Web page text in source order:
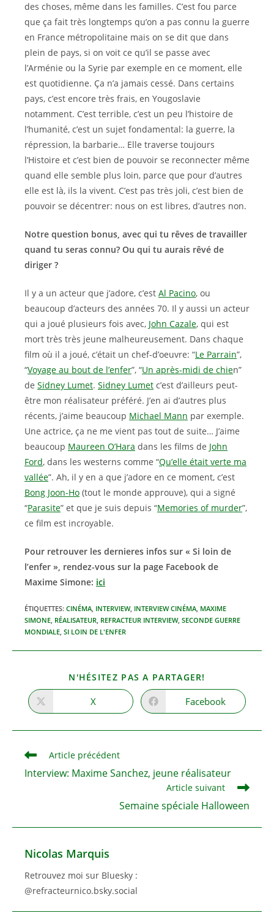
des choses, même dans les familles. C’est fou parce
que ça fait très longtemps qu’on a pas connu la guerre
en France métropolitaine mais on se dit que dans
plein de pays, si on voit ce qu’il se passe avec
l’Arménie ou la Syrie par exemple en ce moment, elle
est quotidienne. Ça n’a jamais cessé. Dans certains
pays, c’est encore très frais, en Yougoslavie
notamment. C’est terrible, c’est un peu l’histoire de
l’humanité, c’est un sujet fondamental: la guerre, la
répression, la barbarie… Elle traverse toujours
l’Histoire et c’est bien de pouvoir se reconnecter même
quand elle semble plus loin, parce que pour d’autres
elle est là, ils la vivent. C’est pas très joli, c’est bien de
pouvoir se décentrer: nous on est libres, d’autres non.
Notre question bonus, avec qui tu rêves de travailler
quand tu seras connu? Ou qui tu aurais rêvé de
diriger ?
Il y a un acteur que j’adore, c’est Al Pacino, ou
beaucoup d’acteurs des années 70. Il y aussi un acteur
qui a joué plusieurs fois avec, John Cazale, qui est
mort très très jeune malheureusement. Dans chaque
film où il a joué, c’était un chef-d’oeuvre: “Le Parrain”,
“Voyage au bout de l’enfer”, “Un après-midi de chien”
de Sidney Lumet. Sidney Lumet c’est d’ailleurs peut-
être mon réalisateur préféré. J’en ai d’autres plus
récents, j’aime beaucoup Michael Mann par exemple.
Une actrice, ça ne me vient pas tout de suite… J’aime
beaucoup Maureen O’Hara dans les films de John
Ford, dans les westerns comme “Qu’elle était verte ma
vallée”. Ah, il y en a que j’adore en ce moment, c’est
Bong Joon-Ho (tout le monde approuve), qui a signé
“Parasite” et que je suis depuis “Memories of murder”,
ce film est incroyable.
Pour retrouver les dernieres infos sur « Si loin de
l’enfer », rendez-vous sur la page Facebook de
Maxime Simone: ici
ÉTIQUETTES: CINÉMA, INTERVIEW, INTERVIEW CINÉMA, MAXIME
SIMONE, RÉALISATEUR, REFRACTEUR INTERVIEW, SECONDE GUERRE
MONDIALE, SI LOIN DE L'ENFER
N'HÉSITEZ PAS A PARTAGER!
CONTENU
Ouvrir
dans
autre
X Ouvrir
dans
autre
Facebook
Read
articles
Article précédent
Interview: Maxime Sanchez, jeune réalisateur
Article suivant
Semaine spéciale Halloween
Nicolas Marquis
Retrouvez moi sur Bluesky :
@refracteurnico.bsky.social